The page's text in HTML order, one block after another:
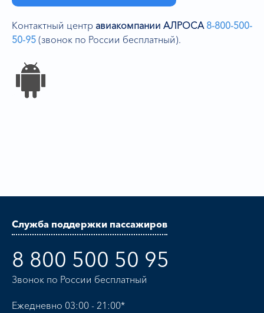
Контактный центр авиакомпании АЛРОСА 8-800-500-
50-95 (звонок по России бесплатный).
Служба поддержки пассажиров
8 800 500 50 95
Звонок по России бесплатный
Ежедневно 03:00 - 21:00*